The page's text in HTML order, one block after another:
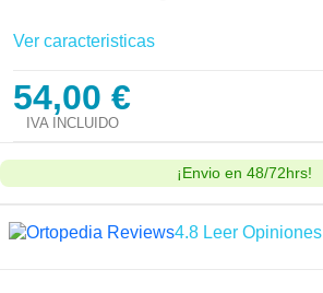
Ver caracteristicas
54,00 €
IVA INCLUIDO
¡Envio en 48/72hrs!
4.8 Leer Opiniones